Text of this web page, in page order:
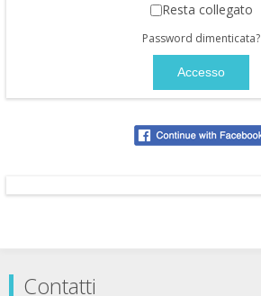
Resta collegato
Password dimenticata?
Contatti